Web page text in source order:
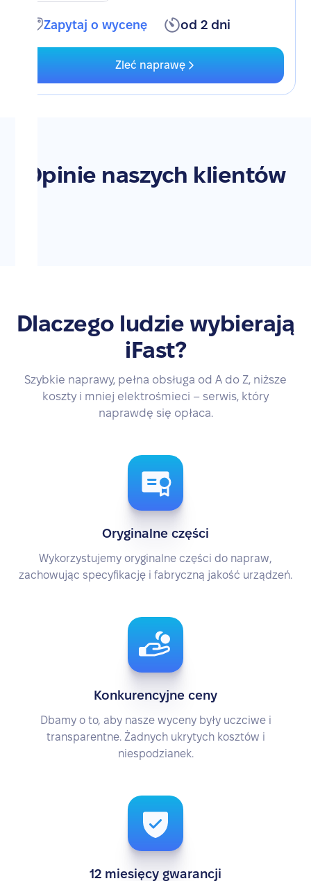
Zapytaj o wycenę od 2 dni
Zleć naprawę
Opinie naszych klientów
Dlaczego ludzie wybierają
iFast?
Szybkie naprawy, pełna obsługa od A do Z, niższe
koszty i mniej elektrośmieci – serwis, który
naprawdę się opłaca.
Oryginalne części
Wykorzystujemy oryginalne części do napraw,
zachowując specyfikację i fabryczną jakość urządzeń.
Konkurencyjne ceny
Dbamy o to, aby nasze wyceny były uczciwe i
transparentne. Żadnych ukrytych kosztów i
niespodzianek.
12 miesięcy gwarancji